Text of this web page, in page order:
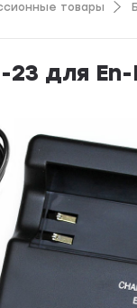
товары
23 для En-